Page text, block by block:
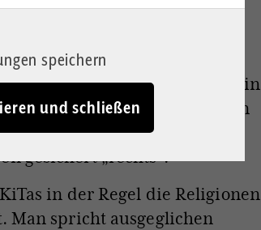
Da helfen auch
wenig, denn deren
Diözesen und Caritas-
paritätisches Religionsklima in
eines christlichen
riecht nach
gesichert „rechts“.
in der Regel die Religionen
Man spricht ausgeglichen
speichern
und schließen